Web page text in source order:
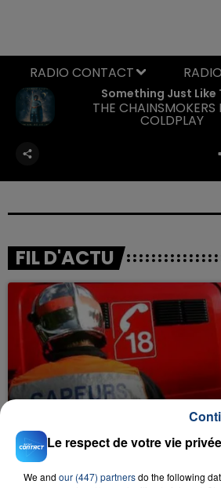
Something Just Like
THE CHAINSMOKERS
COLDPLAY
FIL D'ACTU
INCENDIE MORTEL À LENS :
SON BÉBÉ ENTRE LA VIE ET
Un homme s'est immolé par le
aspergé sa compagne et leur
Le respect de votre vie
We and our (447) partnersdo the following